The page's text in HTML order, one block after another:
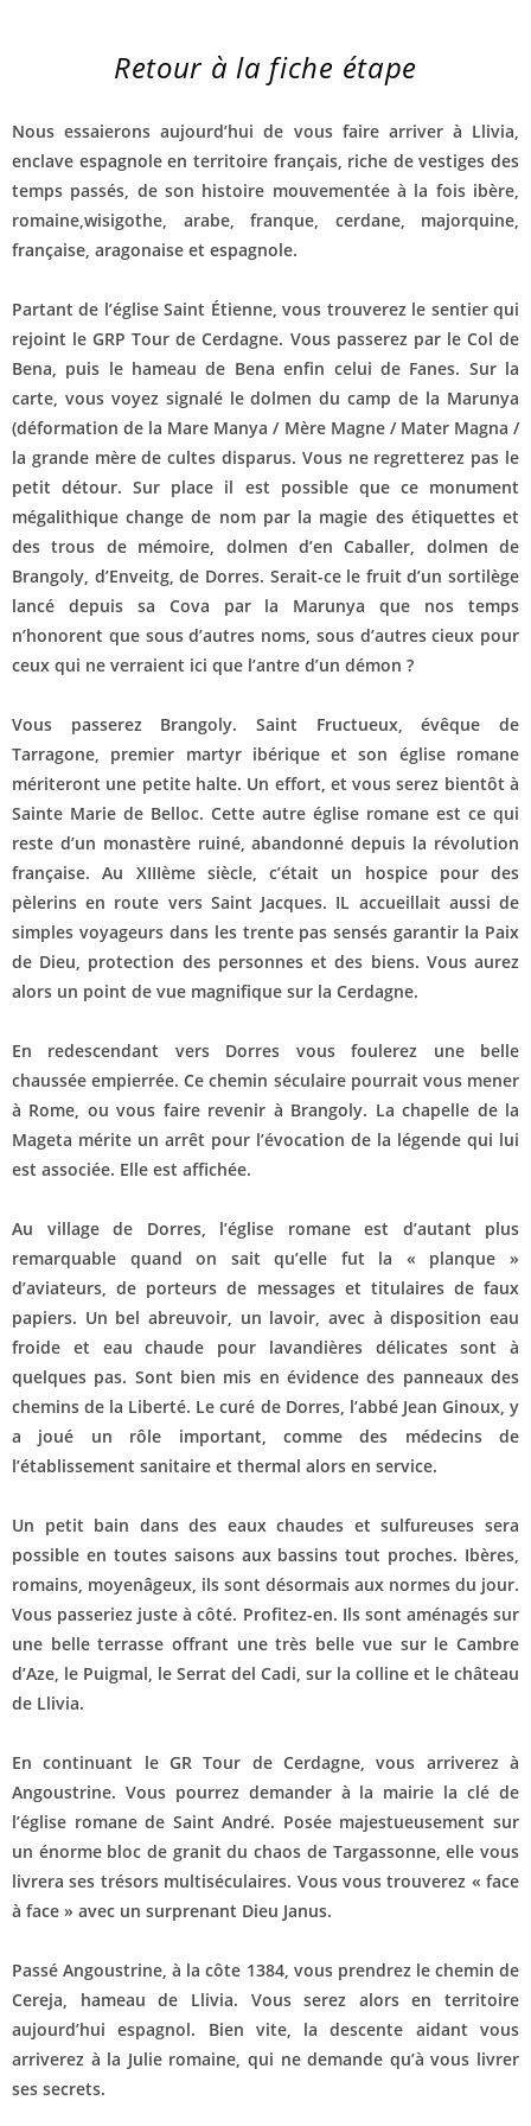
Retour à la fiche étape
Nous essaierons aujourd’hui de vous faire arriver à Llivia,
enclave espagnole en territoire français, riche de vestiges des
temps passés, de son histoire mouvementée à la fois ibère,
romaine,wisigothe, arabe, franque, cerdane, majorquine,
française, aragonaise et espagnole.
Partant de l’église Saint Étienne, vous trouverez le sentier qui
rejoint le GRP Tour de Cerdagne. Vous passerez par le Col de
Bena, puis le hameau de Bena enfin celui de Fanes. Sur la
carte, vous voyez signalé le dolmen du camp de la Marunya
(déformation de la Mare Manya / Mère Magne / Mater Magna /
la grande mère de cultes disparus. Vous ne regretterez pas le
petit détour. Sur place il est possible que ce monument
mégalithique change de nom par la magie des étiquettes et
des trous de mémoire, dolmen d’en Caballer, dolmen de
Brangoly, d’Enveitg, de Dorres. Serait-ce le fruit d’un sortilège
lancé depuis sa Cova par la Marunya que nos temps
n’honorent que sous d’autres noms, sous d’autres cieux pour
ceux qui ne verraient ici que l’antre d’un démon ?
Vous passerez Brangoly. Saint Fructueux, évêque de
Tarragone, premier martyr ibérique et son église romane
mériteront une petite halte. Un effort, et vous serez bientôt à
Sainte Marie de Belloc. Cette autre église romane est ce qui
reste d’un monastère ruiné, abandonné depuis la révolution
française. Au XIIIème siècle, c’était un hospice pour des
pèlerins en route vers Saint Jacques. IL accueillait aussi de
simples voyageurs dans les trente pas sensés garantir la Paix
de Dieu, protection des personnes et des biens. Vous aurez
alors un point de vue magnifique sur la Cerdagne.
En redescendant vers Dorres vous foulerez une belle
chaussée empierrée. Ce chemin séculaire pourrait vous mener
à Rome, ou vous faire revenir à Brangoly. La chapelle de la
Mageta mérite un arrêt pour l’évocation de la légende qui lui
est associée. Elle est affichée.
Au village de Dorres, l’église romane est d’autant plus
remarquable quand on sait qu’elle fut la « planque »
d’aviateurs, de porteurs de messages et titulaires de faux
papiers. Un bel abreuvoir, un lavoir, avec à disposition eau
froide et eau chaude pour lavandières délicates sont à
quelques pas. Sont bien mis en évidence des panneaux des
chemins de la Liberté. Le curé de Dorres, l’abbé Jean Ginoux, y
a joué un rôle important, comme des médecins de
l’établissement sanitaire et thermal alors en service.
Un petit bain dans des eaux chaudes et sulfureuses sera
possible en toutes saisons aux bassins tout proches. Ibères,
romains, moyenâgeux, ils sont désormais aux normes du jour.
Vous passeriez juste à côté. Profitez-en. Ils sont aménagés sur
une belle terrasse offrant une très belle vue sur le Cambre
d’Aze, le Puigmal, le Serrat del Cadi, sur la colline et le château
de Llivia.
En continuant le GR Tour de Cerdagne, vous arriverez à
Angoustrine. Vous pourrez demander à la mairie la clé de
l’église romane de Saint André. Posée majestueusement sur
un énorme bloc de granit du chaos de Targassonne, elle vous
livrera ses trésors multiséculaires. Vous vous trouverez « face
à face » avec un surprenant Dieu Janus.
Passé Angoustrine, à la côte 1384, vous prendrez le chemin de
Cereja, hameau de Llivia. Vous serez alors en territoire
aujourd’hui espagnol. Bien vite, la descente aidant vous
arriverez à la Julie romaine, qui ne demande qu’à vous livrer
ses secrets.